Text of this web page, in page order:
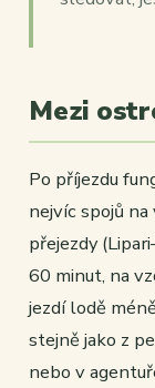
Mezi
Po příjezdu
nejvíc spojů
přejezdy
60 minut, na
jezdí lodě
stejně jako z
nebo v